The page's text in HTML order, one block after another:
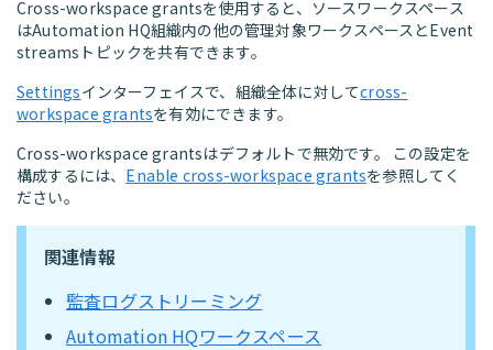
Cross-workspace grantsを使用すると、ソースワークスペース
はAutomation HQ組織内の他の管理対象ワークスペースとEvent
streamsトピックを共有できます。
Settingsインターフェイスで、組織全体に対してcross-
workspace grantsを有効にできます。
Cross-workspace grantsはデフォルトで無効です。 この設定を
構成するには、 Enable cross-workspace grantsを参照してく
ださい。
関連情報
監査ログストリーミング
Automation HQワークスペース